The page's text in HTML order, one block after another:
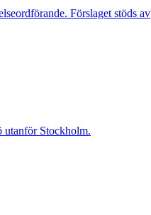
Förslaget stöds av
utanför Stockholm.